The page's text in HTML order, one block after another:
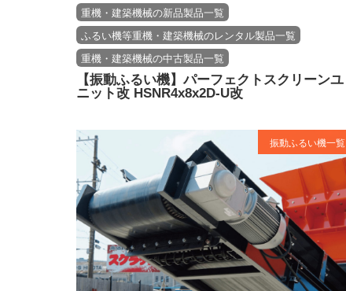
重機・建築機械の新品製品一覧
ふるい機等重機・建築機械のレンタル製品一覧
重機・建築機械の中古製品一覧
【振動ふるい機】パーフェクトスクリーンユ
ニット改 HSNR4x8x2D-U改
振動ふるい機一覧